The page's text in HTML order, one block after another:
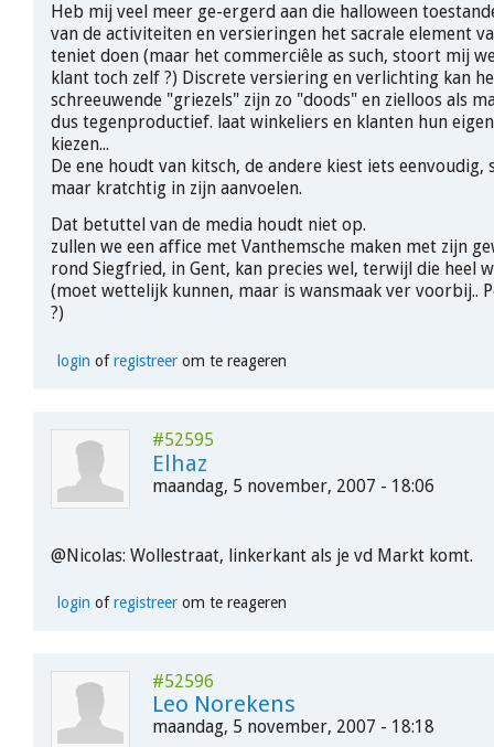
Heb mij veel meer ge-ergerd aan die halloween
van de activiteiten en versieringen het sacrale element
teniet doen (maar het commerciêle as such, stoort mij
klant toch zelf ?) Discrete versiering en verlichting kan
schreeuwende "griezels" zijn zo "doods" en zielloos als
dus tegenproductief. laat winkeliers en klanten hun
kiezen...
De ene houdt van kitsch, de andere kiest iets eenvoudig,
maar kratchtig in zijn aanvoelen.
Dat betuttel van de media houdt niet op.
zullen we een affice met Vanthemsche maken met zijn
rond Siegfried, in Gent, kan precies wel, terwijl die heel
(moet wettelijk kunnen, maar is wansmaak ver voorbij..
?)
login ofregistreerom te reageren
#52595
Elhaz
maandag, 5 november, 2007 - 18:06
@Nicolas: Wollestraat, linkerkant als je vd Markt komt.
login ofregistreerom te reageren
#52596
Leo Norekens
maandag, 5 november, 2007 - 18:18